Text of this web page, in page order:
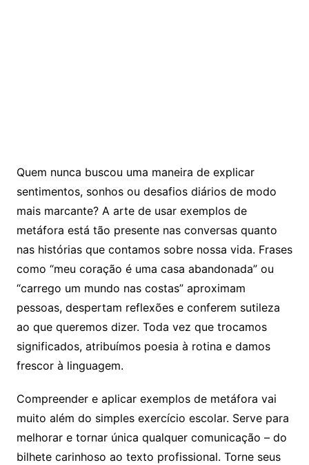
Quem nunca buscou uma maneira de explicar
sentimentos, sonhos ou desafios diários de modo
mais marcante? A arte de usar exemplos de
metáfora está tão presente nas conversas quanto
nas histórias que contamos sobre nossa vida. Frases
como “meu coração é uma casa abandonada” ou
“carrego um mundo nas costas” aproximam
pessoas, despertam reflexões e conferem sutileza
ao que queremos dizer. Toda vez que trocamos
significados, atribuímos poesia à rotina e damos
frescor à linguagem.
Compreender e aplicar exemplos de metáfora vai
muito além do simples exercício escolar. Serve para
melhorar e tornar única qualquer comunicação – do
bilhete carinhoso ao texto profissional. Torne seus